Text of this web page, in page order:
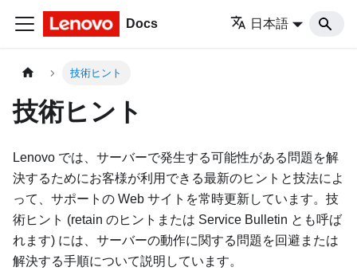
Docs 日本語
技術ヒント
技術ヒント
Lenovo では、サーバーで発生する可能性がある問題を解
決するためにお客様が利用できる最新のヒントと技法によ
って、サポートの Web サイトを常時更新しています。技
術ヒント (retain のヒントまたは Service Bulletin とも呼ば
れます) には、サーバーの動作に関する問題を回避または
解決する手順について説明しています。